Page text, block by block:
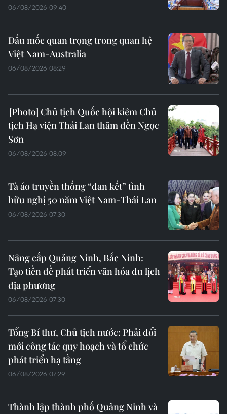
06/08/2026 09:40
Dấu mốc quan trọng trong quan hệ
Việt Nam-Australia
06/08/2026 08:29
Chủ tịch Quốc hội kiêm Chủ
tịch Hạ viện Thái Lan thăm đền Ngọc
Sơn
06/08/2026 08:09
Tà áo truyền thống “đan kết” tình
hữu nghị 50 năm Việt Nam-Thái Lan
06/08/2026 07:30
Nâng cấp Quảng Ninh, Bắc Ninh:
Tạo tiền đề phát triển văn hóa du lịch
địa phương
06/08/2026 07:30
Tổng Bí thư, Chủ tịch nước: Phải đổi
mới công tác quy hoạch và tổ chức
phát triển hạ tầng
06/08/2026 07:29
Thành lập thành phố Quảng Ninh và